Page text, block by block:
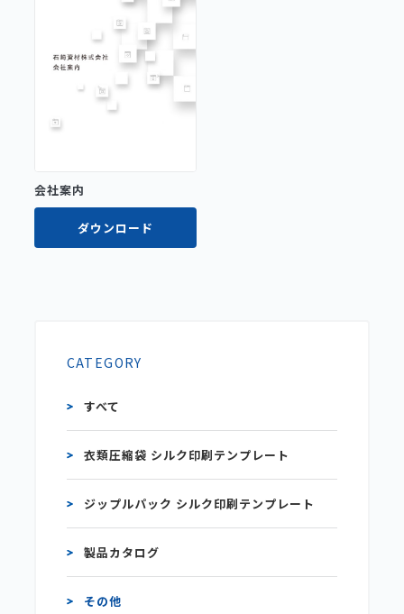
会社案内
ダウンロード
CATEGORY
すべて
衣類圧縮袋 シルク印刷テンプレート
ジップルパック シルク印刷テンプレート
製品カタログ
その他